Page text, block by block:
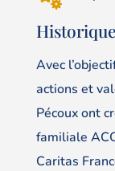
Historique
Avec
actions et
Pécoux ont
familiale
Caritas